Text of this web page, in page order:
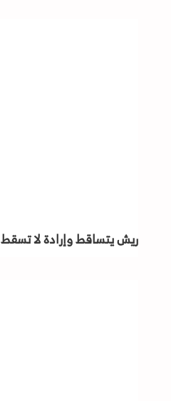
ريش يتساقط وإرادة لا تسقط